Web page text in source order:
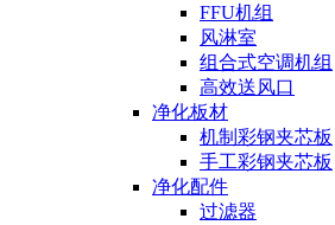
FFU机组
风淋室
组合式空调机组
高效送风口
净化板材
机制彩钢夹芯板
手工彩钢夹芯板
净化配件
过滤器